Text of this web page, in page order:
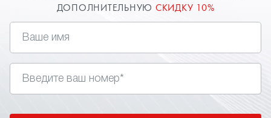
ДОПОЛНИТЕЛЬНУЮ СКИДКУ 10%